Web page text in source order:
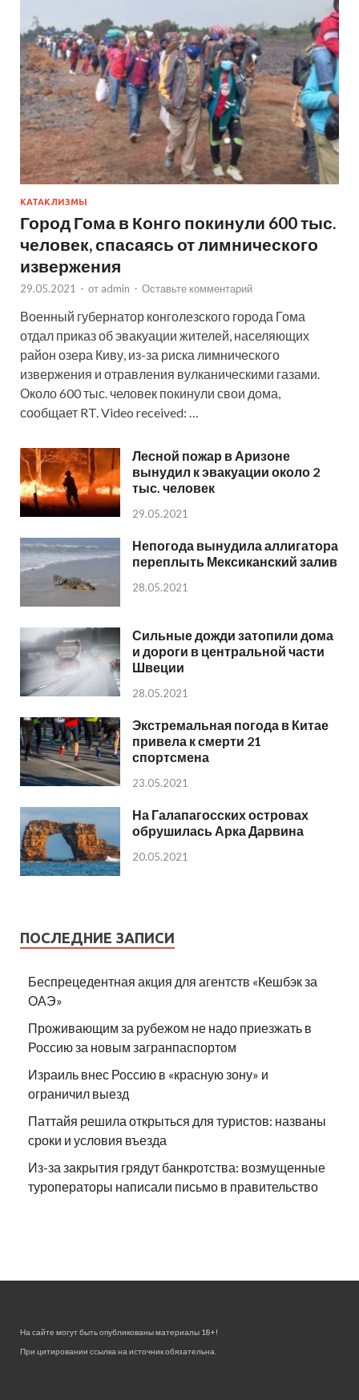
КАТАКЛИЗМЫ
Город Гома в Конго покинули 600 тыс.
человек, спасаясь от лимнического
извержения
29.05.2021 - от admin - Оставьте комментарий
Военный губернатор конголезского города Гома
отдал приказ об эвакуации жителей, населяющих
район озера Киву, из-за риска лимнического
извержения и отравления вулканическими газами.
Около 600 тыс. человек покинули свои дома,
сообщает RT. Video received: …
Лесной пожар в Аризоне
вынудил к эвакуации около 2
тыс. человек
29.05.2021
Непогода вынудила аллигатора
переплыть Мексиканский залив
28.05.2021
Сильные дожди затопили дома
и дороги в центральной части
Швеции
28.05.2021
Экстремальная погода в Китае
привела к смерти 21
спортсмена
23.05.2021
На Галапагосских островах
обрушилась Арка Дарвина
20.05.2021
ПОСЛЕДНИЕ ЗАПИСИ
Беспрецедентная акция для агентств «Кешбэк за
ОАЭ»
Проживающим за рубежом не надо приезжать в
Россию за новым загранпаспортом
Израиль внес Россию в «красную зону» и
ограничил выезд
Паттайя решила открыться для туристов: названы
сроки и условия въезда
Из-за закрытия грядут банкротства: возмущенные
туроператоры написали письмо в правительство
На сайте могут быть опубликованы материалы 18+!
При цитировании ссылка на источник обязательна.